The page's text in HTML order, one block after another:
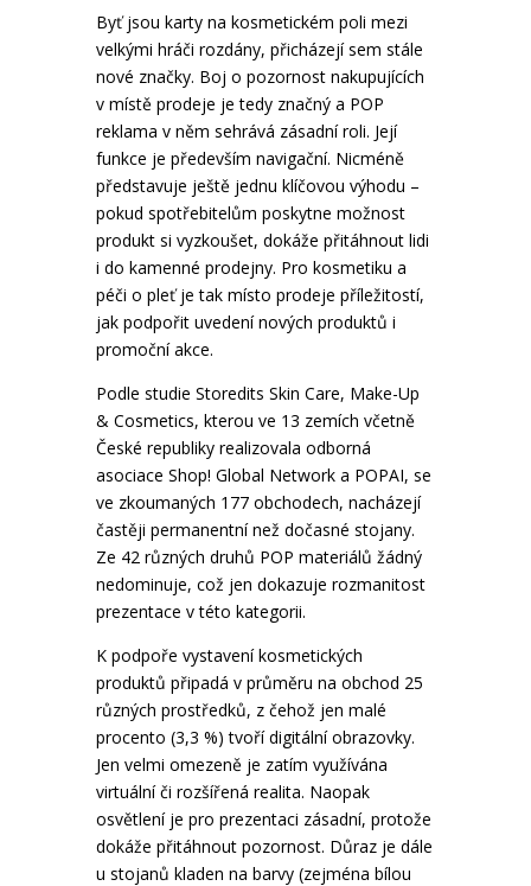
Byť jsou karty na kosmetickém poli mezi
velkými hráči rozdány, přicházejí sem stále
nové značky. Boj o pozornost nakupujících
v místě prodeje je tedy značný a POP
reklama v něm sehrává zásadní roli. Její
funkce je především navigační. Nicméně
představuje ještě jednu klíčovou výhodu –
pokud spotřebitelům poskytne možnost
produkt si vyzkoušet, dokáže přitáhnout lidi
i do kamenné prodejny. Pro kosmetiku a
péči o pleť je tak místo prodeje příležitostí,
jak podpořit uvedení nových produktů i
promoční akce.
Podle studie Storedits Skin Care, Make-Up
& Cosmetics, kterou ve 13 zemích včetně
České republiky realizovala odborná
asociace Shop! Global Network a POPAI, se
ve zkoumaných 177 obchodech, nacházejí
častěji permanentní než dočasné stojany.
Ze 42 různých druhů POP materiálů žádný
nedominuje, což jen dokazuje rozmanitost
prezentace v této kategorii.
K podpoře vystavení kosmetických
produktů připadá v průměru na obchod 25
různých prostředků, z čehož jen malé
procento (3,3 %) tvoří digitální obrazovky.
Jen velmi omezeně je zatím využívána
virtuální či rozšířená realita. Naopak
osvětlení je pro prezentaci zásadní, protože
dokáže přitáhnout pozornost. Důraz je dále
u stojanů kladen na barvy (zejména bílou